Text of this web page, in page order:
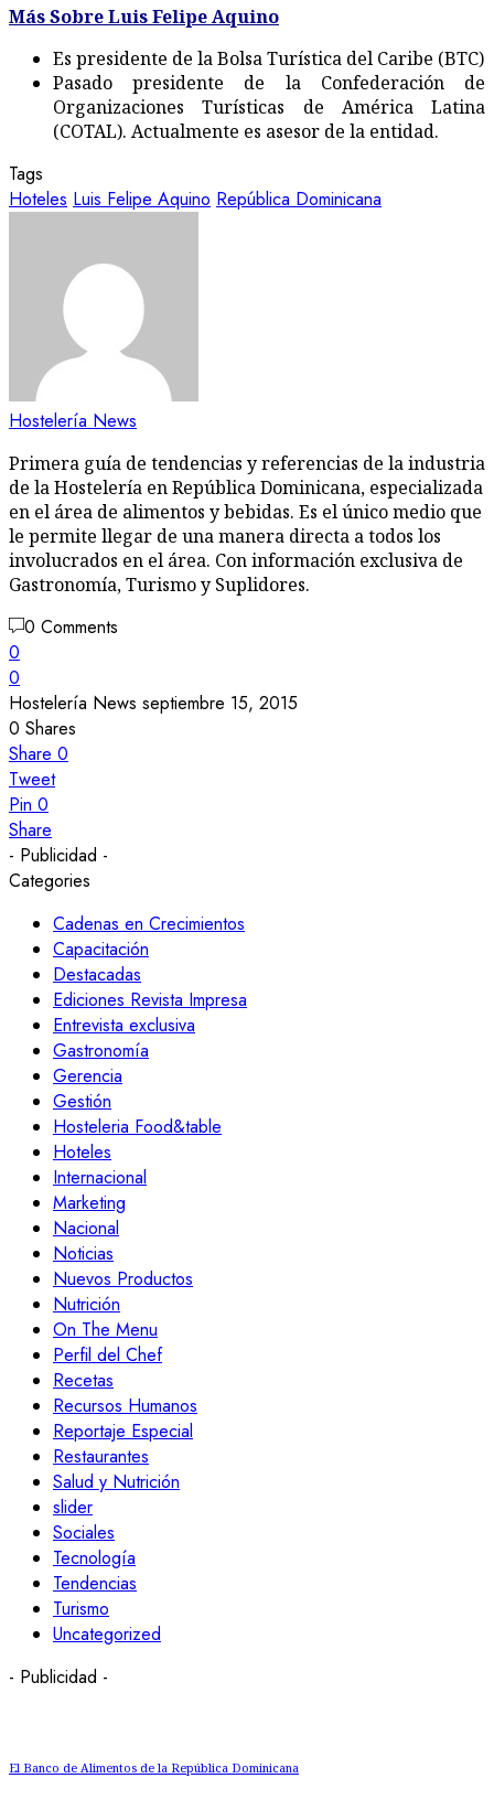
Más Sobre Luis Felipe Aquino
Es presidente de la Bolsa Turística del Caribe (BTC)
Pasado presidente de la Confederación de
Organizaciones Turísticas de América Latina
(COTAL). Actualmente es asesor de la entidad.
Tags
Hoteles Luis Felipe Aquino República Dominicana
Hostelería News
Primera guía de tendencias y referencias de la industria
de la Hostelería en República Dominicana, especializada
en el área de alimentos y bebidas. Es el único medio que
le permite llegar de una manera directa a todos los
involucrados en el área. Con información exclusiva de
Gastronomía, Turismo y Suplidores.
0 Comments
0
0
Hostelería News septiembre 15, 2015
0 Shares
Share 0
Tweet
Pin 0
Share
- Publicidad -
Categories
Cadenas en Crecimientos
Capacitación
Destacadas
Ediciones Revista Impresa
Entrevista exclusiva
Gastronomía
Gerencia
Gestión
Hosteleria Food&table
Hoteles
Internacional
Marketing
Nacional
Noticias
Nuevos Productos
Nutrición
On The Menu
Perfil del Chef
Recetas
Recursos Humanos
Reportaje Especial
Restaurantes
Salud y Nutrición
slider
Sociales
Tecnología
Tendencias
Turismo
Uncategorized
- Publicidad -
El Banco de Alimentos de la República Dominicana